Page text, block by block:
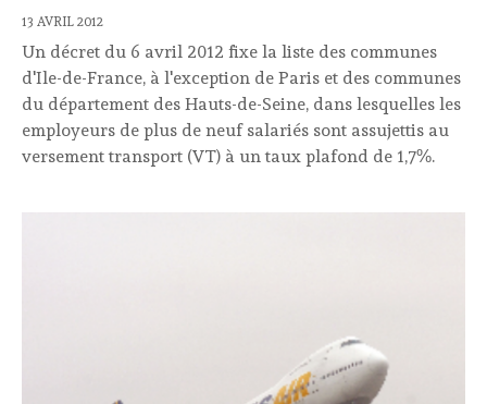
13 AVRIL 2012
Un décret du 6 avril 2012 fixe la liste des communes
d'Ile-de-France, à l'exception de Paris et des communes
du département des Hauts-de-Seine, dans lesquelles les
employeurs de plus de neuf salariés sont assujettis au
versement transport (VT) à un taux plafond de 1,7%.